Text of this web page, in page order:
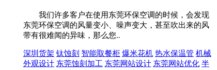
我们许多客户在使用东莞环保空调的时候，会发现
东莞环保空调的风量变小、噪声变大，甚至吹出来的风
带有很难闻的异味，那么您..
深圳货架 钛蚀刻 智能取餐柜 爆米花机 热水保温管 机械
外观设计 东莞蚀刻加工 东莞网站设计 东莞网站优化 半